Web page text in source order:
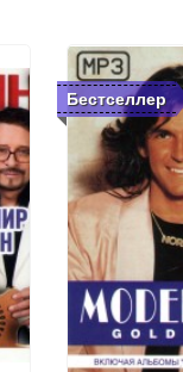
Бестселлер